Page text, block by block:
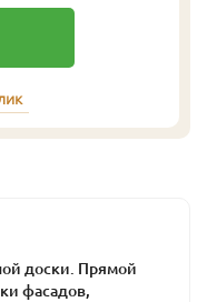
доски. Прямой
фасадов,